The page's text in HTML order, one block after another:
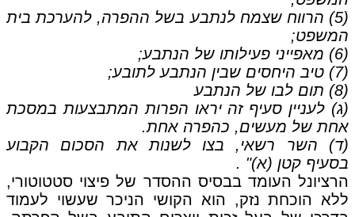
(5) הרווח שצמח לנתבע בשל ההפרה, להערכת בית
המשפט;
(6) מאפייני פעילותו של הנתבע;
(7) טיב היחסים שבין הנתבע לתובע;
(8) תום לבו של הנתבע
(ג) לעניין סעיף זה יראו הפרות המתבצעות במסכת
אחת של מעשים, כהפרה אחת.
(ד) השר רשאי, בצו לשנות את הסכום הקבוע
בסעיף קטן (א)" .
הרציונל העומד בבסיס ההסדר של פיצוי סטטוטורי,
ללא הוכחת נזק, הוא הקושי הניכר שעשוי לעמוד